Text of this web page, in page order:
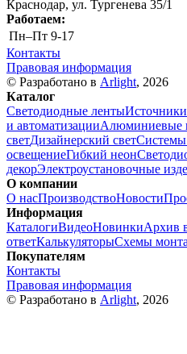
Краснодар, ул. Тургенева 35/1
Работаем:
Пн–Пт 9-17
Контакты
Правовая информация
© Разработано в Arlight, 2026
Каталог
Светодиодные ленты
и автоматизацииАлюминиевые
светДизайнерский свет
освещениеГибкий неон
декорЭлектроустановочные
О компании
О насПроизводствоНовости
Информация
КаталогиВидеоНовинкиАрхив
ответКалькуляторыСхемы
Покупателям
Контакты
Правовая информация
© Разработано в Arlight, 2026